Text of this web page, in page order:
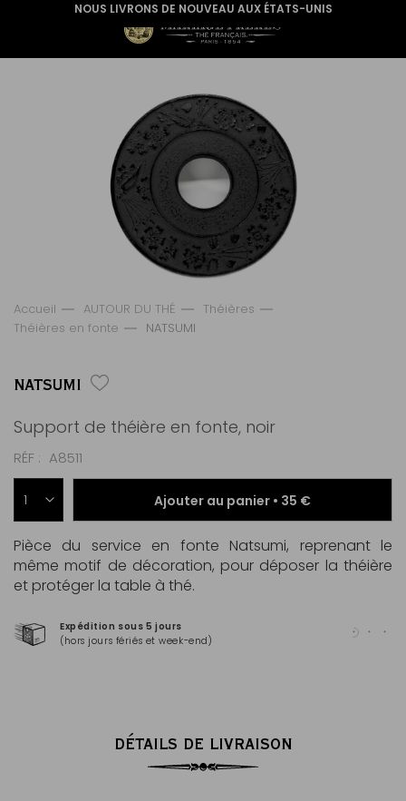
NOUS LIVRONS DE NOUVEAU AUX ÉTATS-UNIS
Accueil AUTOUR DU THÉ
Théières
Théières en fonte
NATSUMI
NATSUMI
Support de théière en fonte, noir
RÉF A8511
Ajouter au panier • 35 €
Expédition sous 5 jours
(hors jours fériés et week-end)
Pièce du service en fonte Natsumi, reprenant le
même motif de décoration, pour déposer la théière
et protéger la table à thé.
DÉTAILS DE LIVRAISON